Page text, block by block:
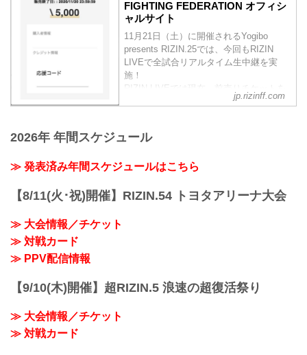
FIGHTING FEDERATION オフィシ
ャルサイト
11月21日（土）に開催されるYogibo
presents RIZIN.25では、今回もRIZIN
LIVEで全試合リアルタイム生中継を実
施！
RIZIN LIVEでは現在、前売りチケットを
発売中！RIZIN LIVEで前売りチケットを
一部がその選手へ還元されるぞ！
で好きな選手の『応援コード』を入力
『応援コード』とは？
jp.rizinff.com
2026年 年間スケジュール
≫ 発表済み年間スケジュールはこちら
【8/11(火･祝)開催】RIZIN.54 トヨタアリーナ大会
≫ 大会情報／チケット
≫ 対戦カード
≫ PPV配信情報
【9/10(木)開催】超RIZIN.5 浪速の超復活祭り
≫ 大会情報／チケット
≫ 対戦カード